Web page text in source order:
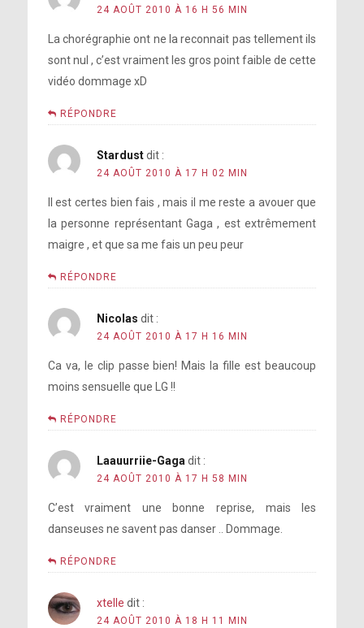
24 AOÛT 2010 À 16 H 56 MIN
La chorégraphie ont ne la reconnait pas tellement ils
sont nul , c’est vraiment les gros point faible de cette
vidéo dommage xD
RÉPONDRE
Stardust dit :
24 AOÛT 2010 À 17 H 02 MIN
Il est certes bien fais , mais il me reste a avouer que
la personne représentant Gaga , est extrêmement
maigre , et que sa me fais un peu peur
RÉPONDRE
Nicolas dit :
24 AOÛT 2010 À 17 H 16 MIN
Ca va, le clip passe bien! Mais la fille est beaucoup
moins sensuelle que LG !!
RÉPONDRE
Laauurriie-Gaga dit :
24 AOÛT 2010 À 17 H 58 MIN
C’est vraiment une bonne reprise, mais les
danseuses ne savent pas danser .. Dommage.
RÉPONDRE
xtelle dit :
24 AOÛT 2010 À 18 H 11 MIN